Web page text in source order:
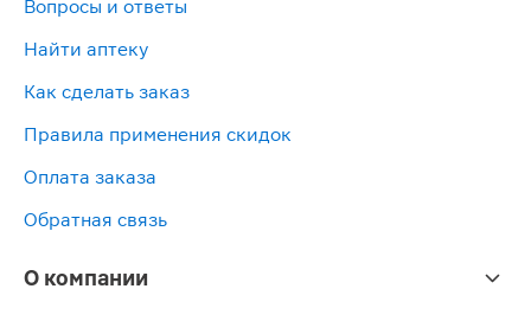
Вопросы и ответы
Найти аптеку
Как сделать заказ
Правила применения скидок
Оплата заказа
Обратная связь
О компании